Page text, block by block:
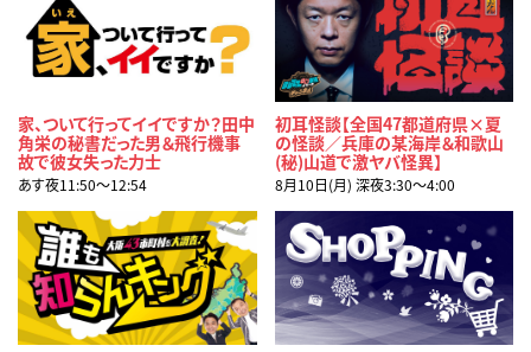
家、ついて行ってイイですか？田中
角栄の秘書だった男＆飛行機事
故で彼女失った力士
あす夜11:50〜12:54
初耳怪談【全国47都道府県×夏
の怪談／兵庫の某海岸＆和歌山
(秘)山道で激ヤバ怪異】
8月10日(月) 深夜3:30〜4:00